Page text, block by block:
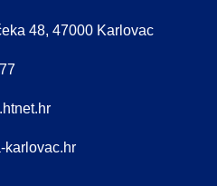
48, 47000 Karlovac
karlovac.hr